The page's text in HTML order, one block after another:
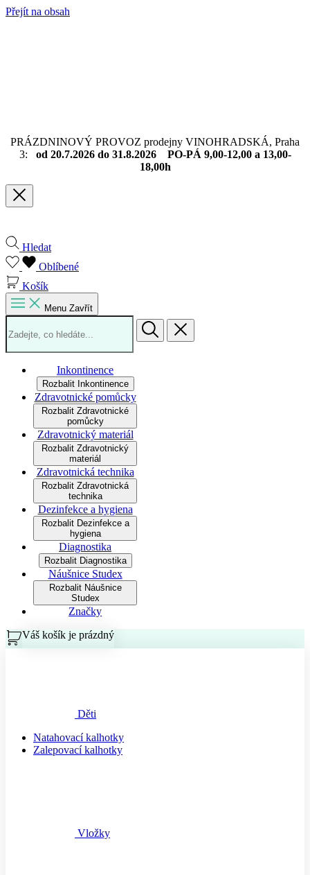
Přejít na obsah
PRÁZDNINOVÝ PROVOZ prodejny VINOHRADSKÁ, Praha
3: od 20.7.2026 do 31.8.2026 PO-PÁ 9,00-12,00 a 13,00-
18,00h
Hledat
Oblíbené
Košík
Menu Zavřít
Inkontinence
Rozbalit Inkontinence
Zdravotnické pomůcky
Rozbalit Zdravotnické
pomůcky
Zdravotnický materiál
Rozbalit Zdravotnický
materiál
Zdravotnická technika
Rozbalit Zdravotnická
technika
Dezinfekce a hygiena
Rozbalit Dezinfekce a
hygiena
Diagnostika
Rozbalit Diagnostika
Náušnice Studex
Rozbalit Náušnice
Studex
Značky
Váš košík je prázdný
Děti
Natahovací kalhotky
Zalepovací kalhotky
Vložky